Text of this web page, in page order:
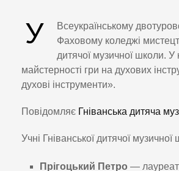
У
Всеукраїнському
Фаховому коледжі
дитячої музичної школи. У
майстерності гри на духових
духові інструменти».
Повідомляє Гніванська дитяча
Учні Гніванської дитячої
Прігоцький Петро — лауреат